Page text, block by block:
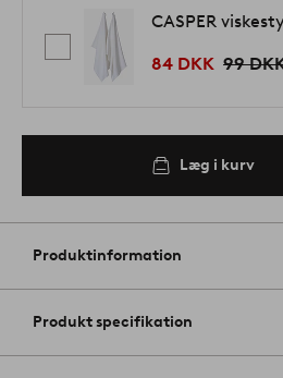
CASPER
84 DKK 99
Læg i kurv
Produktinformation
Produkt specifikation